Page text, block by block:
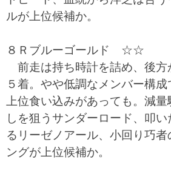
ルが上位候補か。
８Ｒブルーゴールド ☆☆
前走は持ち時計を詰め、後方
５着。やや低調なメンバー構
上位食い込みがあっても。減
しを狙うサンダーロード、叩
るリーゼノアール、小回り巧
ングが上位候補か。